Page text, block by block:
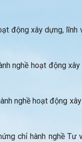
động xây dựng,
nghề hoạt động
nghề hoạt động
chỉ hành nghề